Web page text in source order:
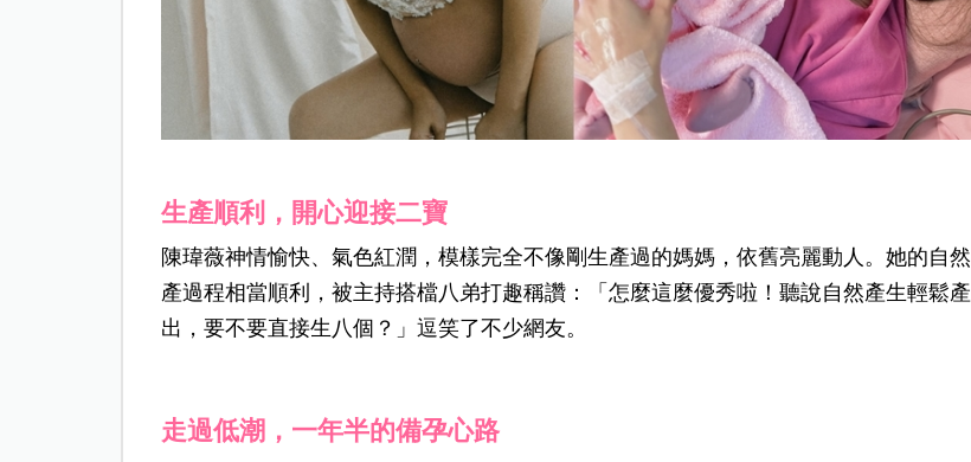
生產順利，開心迎接二寶
陳瑋薇神情愉快、氣色紅潤，模樣完全不像剛生產過的媽媽，依舊亮麗動人。她的自然
產過程相當順利，被主持搭檔八弟打趣稱讚：「怎麼這麼優秀啦！聽說自然產生輕鬆產
出，要不要直接生八個？」逗笑了不少網友。
走過低潮，一年半的備孕心路